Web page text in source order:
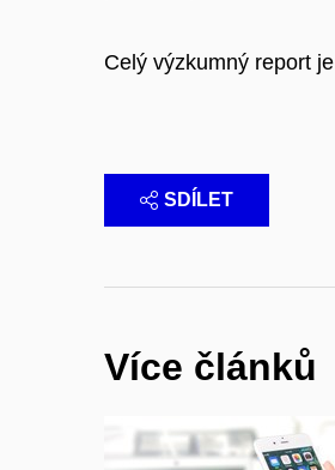
Celý výzkumný report je
SDÍLET
Více článků